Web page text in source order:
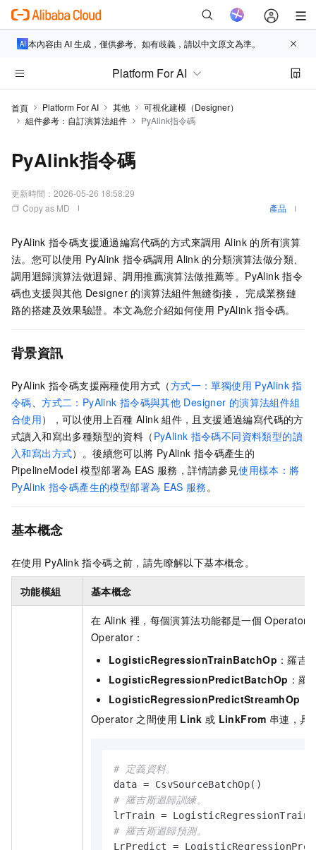
本內容由 AI 生成，僅供參考。如有歧義，請以中文原文為準。
Platform For AI
首頁 Platform For AI 其他
可視化建模（Designer）
組件參考：自訂演算法組件
PyAlink指令碼
PyAlink指令碼
更新時間： 2026-05-26 18:58:29
Copy as MD
產品
PyAlink 指令碼支援通過編寫代碼的方式來調用 Alink 的所有演算
法。您可以使用 PyAlink 指令碼調用 Alink 的分類演算法做分類、
調用迴歸演算法做迴歸、調用推薦演算法做推薦等。PyAlink 指令
碼也支援與其他 Designer 的演算法組件無縫銜接， 完成業務鏈
路的搭建及效果驗證。本文為您介紹如何使用 PyAlink 指令碼。
背景資訊
PyAlink 指令碼支援兩種使用方式（方式一：單獨使用 PyAlink 指
令碼、方式二：PyAlink 指令碼與其他 Designer 的演算法組件組
合使用），可以使用上百種 Alink 組件，且支援通過編寫代碼的方
式讀入和寫出多種類型的資料（ PyAlink 指令碼不同資料類型的讀
入和寫出方式）。後續您可以將 PyAlink 指令碼產生的
PipelineModel 模型部署為 EAS 服務，詳情請參見使用樣本：將
PyAlink 指令碼產生的模型部署為 EAS 服務。
基本概念
在使用 PyAlink 指令碼之前，請先瞭解以下基本概念。
功能模組 基本概念
在 Alink 裡，每個演算法功能都是一個 Operator
Operator：
LogisticRegressionTrainBatchOp ：羅吉
LogisticRegressionPredictBatchOp ：羅
LogisticRegressionPredictStreamhOp
Operator 之間使用 Link 或 LinkFrom 串連，具
# 定義資料。
# 羅吉斯迴歸訓練。
# 羅吉斯迴歸預測。